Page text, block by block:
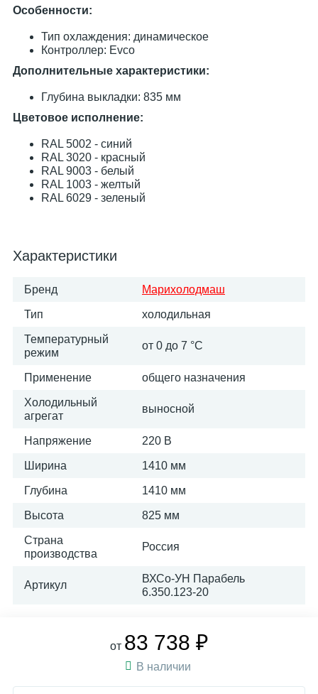
Особенности:
Тип охлаждения: динамическое
Контроллер: Evco
Дополнительные характеристики:
Глубина выкладки: 835 мм
Цветовое исполнение:
RAL 5002 - синий
RAL 3020 - красный
RAL 9003 - белый
RAL 1003 - желтый
RAL 6029 - зеленый
Характеристики
Бренд Марихолодмаш
Тип холодильная
Температурный
режим
от 0 до 7 °C
Применение общего назначения
Холодильный
агрегат
выносной
Напряжение 220 В
Ширина 1410 мм
Глубина 1410 мм
Высота 825 мм
Страна
производства
Россия
Артикул
ВХСо-УН Парабель
6.350.123-20
от 83 738 ₽
В наличии